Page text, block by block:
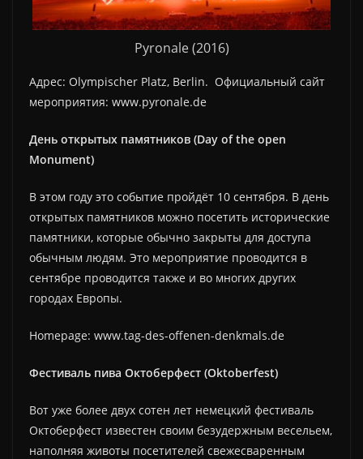
Pyronale (2016)
Адрес: Olympischer Platz, Berlin. Официальный сайт
мероприятия: www.pyronale.de
День открытых памятников (Day of the open
Monument)
В этом году это событие пройдёт 10 сентября. В день
открытых памятников можно посетить исторические
памятники, которые обычно закрыты для доступа
обычным людям. Это мероприятие проводится в
сентябре проводится также и во многих других
городах Европы.
Homepage: www.tag-des-offenen-denkmals.de
Фестиваль пива Октоберфест (Оktoberfest)
Вот уже более двух сотен лет немецкий фестиваль
Октоберфест известен своим безудержным весельем,
наполняя животы посетителей свежесваренным